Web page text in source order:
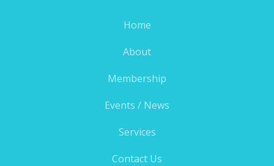
Home
About
Membership
Events / News
Services
Contact Us